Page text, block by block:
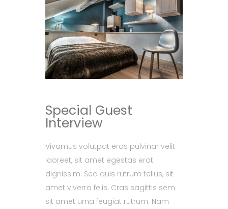
Special Guest
Interview
Vivamus volutpat eros pulvinar velit
laoreet, sit amet egestas erat
dignissim. Sed quis rutrum tellus, sit
amet viverra felis. Cras sagittis sem
sit amet urna feugiat rutrum. Nam